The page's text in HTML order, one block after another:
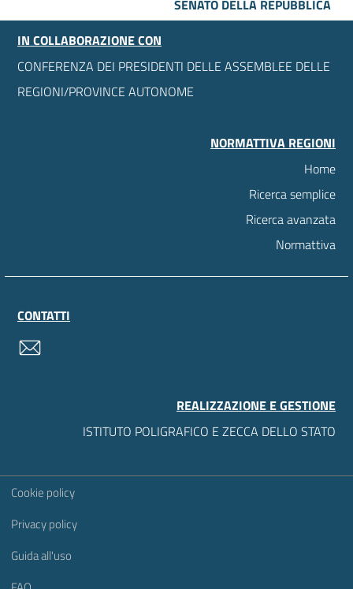
SENATO DELLA REPUBBLICA
IN COLLABORAZIONE CON
CONFERENZA DEI PRESIDENTI DELLE ASSEMBLEE DELLE
REGIONI/PROVINCE AUTONOME
NORMATTIVA REGIONI
Home
Ricerca semplice
Ricerca avanzata
Normattiva
CONTATTI
REALIZZAZIONE E GESTIONE
ISTITUTO POLIGRAFICO E ZECCA DELLO STATO
Sezione Link Utili
Cookie policy
Privacy policy
Guida all'uso